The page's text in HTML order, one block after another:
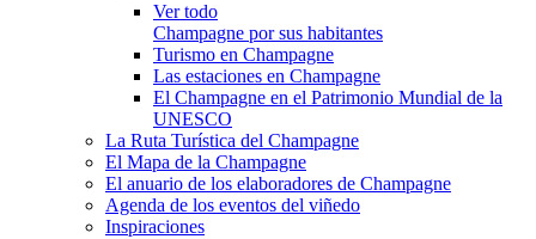
Ver todo
Champagne por sus habitantes
Turismo en Champagne
Las estaciones en Champagne
El Champagne en el Patrimonio Mundial de la
UNESCO
La Ruta Turística del Champagne
El Mapa de la Champagne
El anuario de los elaboradores de Champagne
Agenda de los eventos del viñedo
Inspiraciones